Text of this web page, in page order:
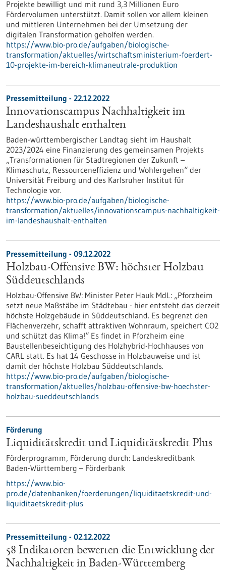
Projekte bewilligt und mit rund 3,3 Millionen Euro
Fördervolumen unterstützt. Damit sollen vor allem kleinen
und mittleren Unternehmen bei der Umsetzung der
digitalen Transformation geholfen werden.
https://www.bio-pro.de/aufgaben/biologische-
transformation/aktuelles/wirtschaftsministerium-foerdert-
10-projekte-im-bereich-klimaneutrale-produktion
Pressemitteilung - 22.12.2022
Innovationscampus Nachhaltigkeit im
Landeshaushalt enthalten
Baden-württembergischer Landtag sieht im Haushalt
2023/2024 eine Finanzierung des gemeinsamen Projekts
„Transformationen für Stadtregionen der Zukunft –
Klimaschutz, Ressourceneffizienz und Wohlergehen“ der
Universität Freiburg und des Karlsruher Institut für
Technologie vor.
https://www.bio-pro.de/aufgaben/biologische-
transformation/aktuelles/innovationscampus-nachhaltigkeit-
im-landeshaushalt-enthalten
Pressemitteilung - 09.12.2022
Holzbau-Offensive BW: höchster Holzbau
Süddeutschlands
Holzbau-Offensive BW: Minister Peter Hauk MdL: „Pforzheim
setzt neue Maßstäbe im Städtebau - hier entsteht das derzeit
höchste Holzgebäude in Süddeutschland. Es begrenzt den
Flächenverzehr, schafft attraktiven Wohnraum, speichert CO2
und schützt das Klima!“ Es findet in Pforzheim eine
Baustellenbeseichtigung des Holzhybrid-Hochhauses von
CARL statt. Es hat 14 Geschosse in Holzbauweise und ist
damit der höchste Holzbau Süddeutschlands.
https://www.bio-pro.de/aufgaben/biologische-
transformation/aktuelles/holzbau-offensive-bw-hoechster-
holzbau-sueddeutschlands
Förderung
Liquiditätskredit und Liquiditätskredit Plus
Förderprogramm, Förderung durch: Landeskreditbank
Baden-Württemberg – Förderbank
https://www.bio-
pro.de/datenbanken/foerderungen/liquiditaetskredit-und-
liquiditaetskredit-plus
Pressemitteilung - 02.12.2022
58 Indikatoren bewerten die Entwicklung der
Nachhaltigkeit in Baden-Württemberg